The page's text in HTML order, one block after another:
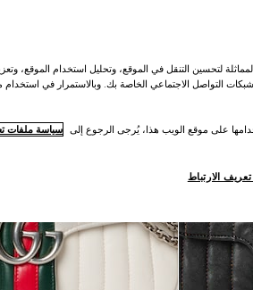
لتحسين التنقل في الموقع، وتحليل استخدام الموقع،
التواصل الاجتماعي الخاصة بك. وبالاستمرار في استخدام
على موقع الويب هذا، يُرجى الرجوع إلى سياسة ملفات
الارتباط